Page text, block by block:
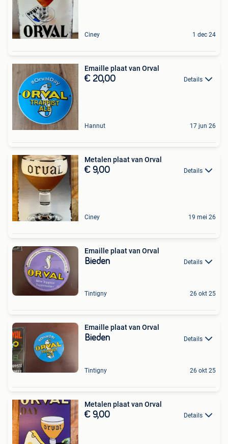
Ciney 1 dec 24
Emaille plaat van Orval
€ 20,00 Details
Hannut 17 jun 26
Metalen plaat van Orval
€ 9,00 Details
Ciney 19 mei 26
Emaille plaat van Orval
Bieden Details
Tintigny 26 okt 25
Emaille plaat van Orval
Bieden Details
Tintigny 26 okt 25
Metalen plaat van Orval
€ 9,00 Details